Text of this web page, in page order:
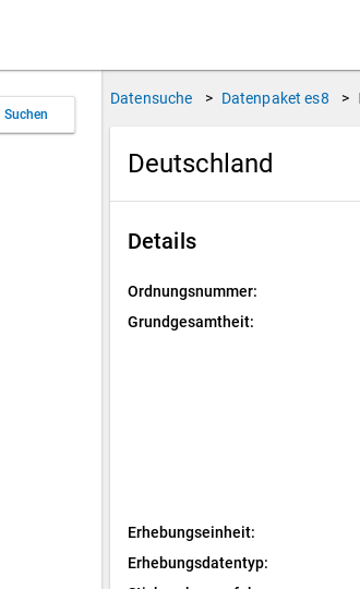
Suchen
Datensuche > Datenpaket es8 >
Deutschland
Details
Ordnungsnummer:
Grundgesamtheit:
Erhebungseinheit:
Erhebungsdatentyp: